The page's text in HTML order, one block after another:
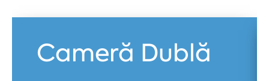
Cameră Dublă